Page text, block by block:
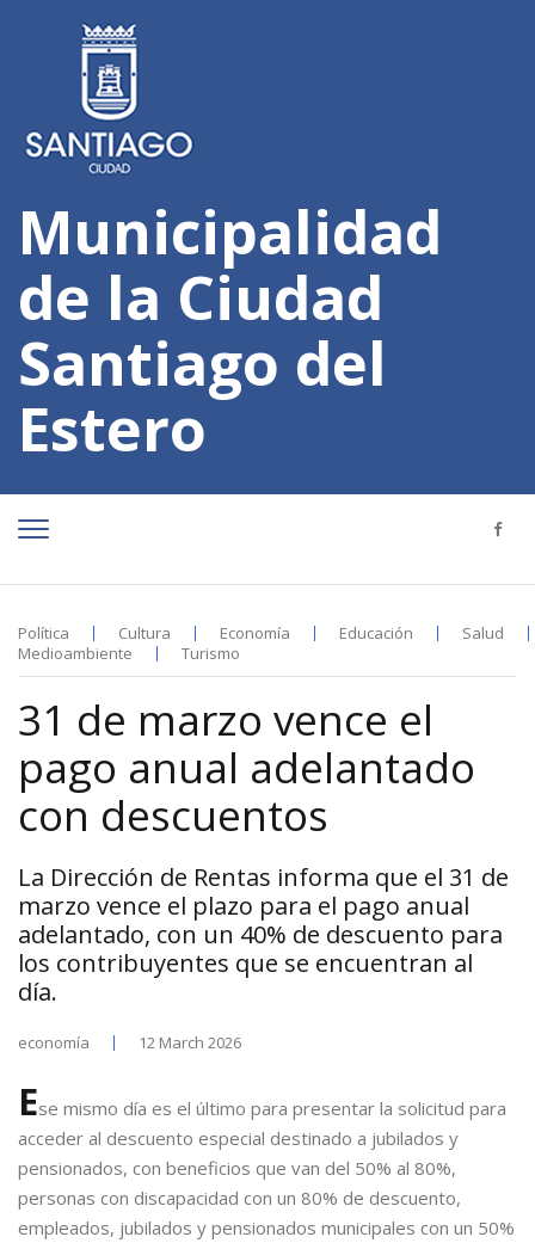
Municipalidad
de la Ciudad
Santiago del
Estero
Política Cultura Economía Educación
Salud
Medioambiente
Turismo
31 de marzo vence el
pago anual adelantado
con descuentos
La Dirección de Rentas informa que el 31 de
marzo vence el plazo para el pago anual
adelantado, con un 40% de descuento para
los contribuyentes que se encuentran al
día.
economía 12 March 2026
Ese mismo día es el último para presentar la solicitud para
acceder al descuento especial destinado a jubilados y
pensionados, con beneficios que van del 50% al 80%,
personas con discapacidad con un 80% de descuento,
empleados, jubilados y pensionados municipales con un 50%